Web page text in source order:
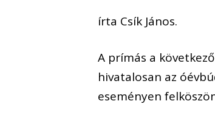
írta Csík János.
A prímás a
hivatalosan az
eseményen